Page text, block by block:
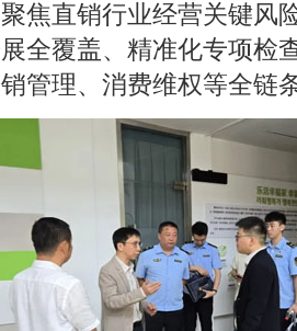
焦直销行业经营关键风
全覆盖、精准化专项检
管理、消费维权等全链